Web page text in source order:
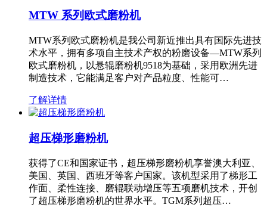
MTW 系列欧式磨粉机
MTW系列欧式磨粉机是我公司新近推出具有国际先进技
术水平，拥有多项自主技术产权的粉磨设备—MTW系列
欧式磨粉机，以悬辊磨粉机9518为基础，采用欧洲先进
制造技术，它能满足客户对产品粒度、性能可…
了解详情
超压梯形磨粉机
获得了CE和国家证书，超压梯形磨粉机享誉澳大利亚、
美国、英国、西班牙等客户国家。该机型采用了梯形工
作面、柔性连接、磨辊联动增压等五项磨机技术，开创
了超压梯形磨粉机的世界水平。TGM系列超压…